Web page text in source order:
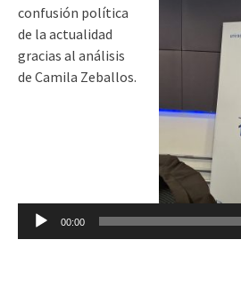
confusión política
de la actualidad
gracias al análisis
de Camila Zeballos.
00:00